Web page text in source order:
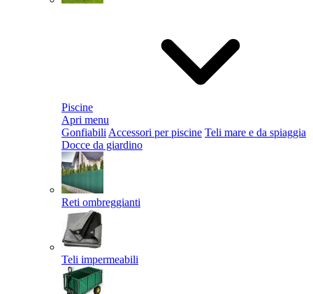
Piscine
Apri menu
Gonfiabili Accessori per piscine Teli mare e da spiaggia
Docce da giardino
Reti ombreggianti
Teli impermeabili